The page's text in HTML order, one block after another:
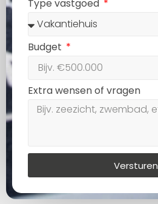
Type vastgoed
Budget
Extra wensen of vragen
Versturen